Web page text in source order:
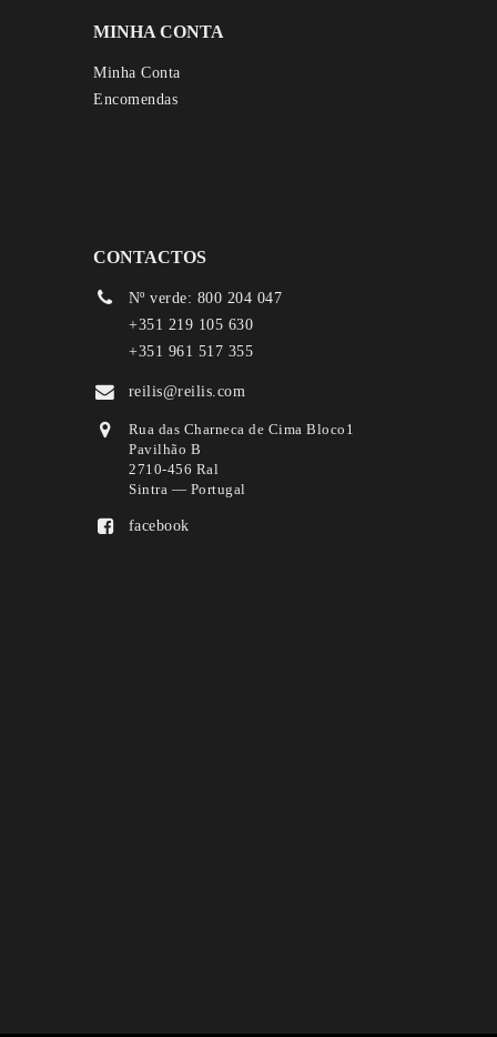
MINHA CONTA
Minha Conta
Encomendas
CONTACTOS
Nº verde: 800 204 047
+351 219 105 630
+351 961 517 355
reilis@reilis.com
Rua das Charneca de Cima Bloco1
Pavilhão B
2710-456 Ral
Sintra — Portugal
facebook